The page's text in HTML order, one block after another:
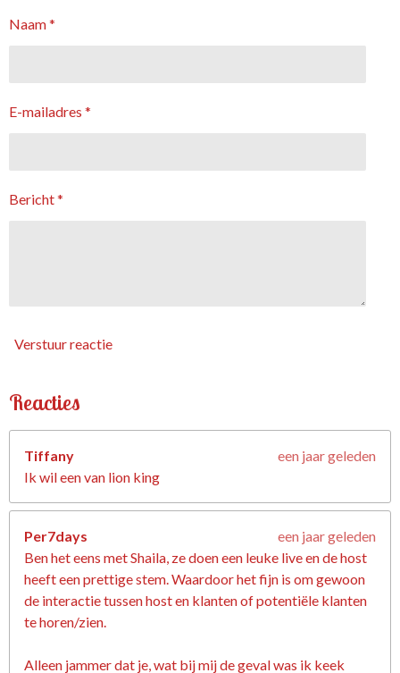
Naam *
E-mailadres *
Bericht *
Verstuur reactie
Reacties
Tiffany
een jaar geleden
Ik wil een van lion king
Per7days
een jaar geleden
Ben het eens met Shaila, ze doen een leuke live en de host
heeft een prettige stem. Waardoor het fijn is om gewoon
de interactie tussen host en klanten of potentiële klanten
te horen/zien.
Alleen jammer dat je, wat bij mij de geval was ik keek